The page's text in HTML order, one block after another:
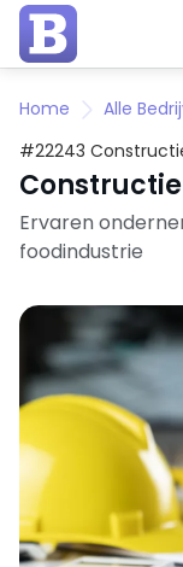
Home
Alle
#22243
Ervaren
foodindustrie